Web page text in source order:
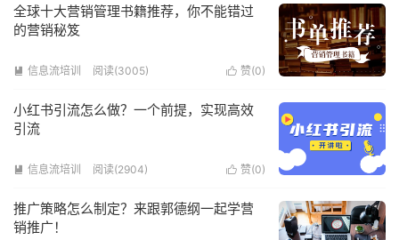
全球十大营销管理书籍推荐，你不能错过
的营销秘笈
 赞(0)
 信息流培训 阅读(3005)
小红书引流怎么做？一个前提，实现高效
引流
 赞(0)
 信息流培训 阅读(2904)
推广策略怎么制定？来跟郭德纲一起学营
销推广！